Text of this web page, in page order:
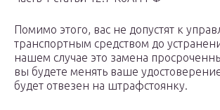
Помимо этого, вас не допустят к
транспортным средством до
нашем случае это замена
вы будете менять ваше
будет отвезен на штрафстоянку.